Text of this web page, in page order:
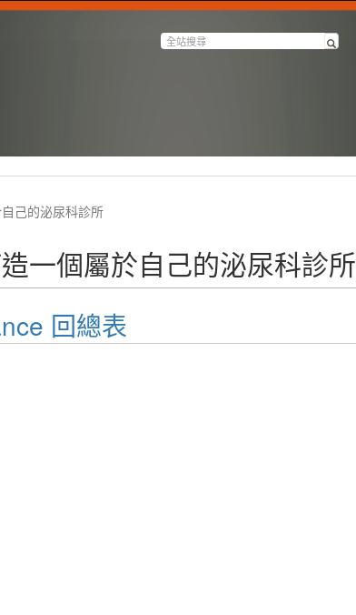
己的泌尿科診所
一個屬於自己的泌尿科診所
回總表